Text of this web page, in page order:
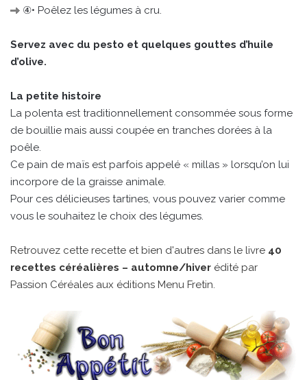
④• Poêlez les légumes à cru.
Servez avec du pesto et quelques gouttes d’huile
d’olive.
La petite histoire
La polenta est traditionnellement consommée sous forme
de bouillie mais aussi coupée en tranches dorées à la
poêle.
Ce pain de maïs est parfois appelé « millas » lorsqu’on lui
incorpore de la graisse animale.
Pour ces délicieuses tartines, vous pouvez varier comme
vous le souhaitez le choix des légumes.
Retrouvez cette recette et bien d'autres dans le livre 40
recettes céréalières – automne/hiver édité par
Passion Céréales aux éditions Menu Fretin.